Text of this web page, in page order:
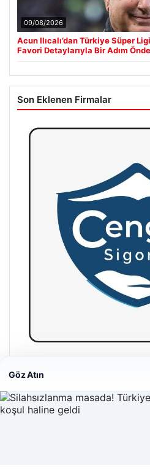
09/08/2026
Acun Ilıcalı’dan Türkiye Süper
Favori Detaylarıyla Bir Adım Önde
Son Eklenen Firmalar
Hastaş Beton
Web sitemizi nasıl kullandığınızı
Göz Atın